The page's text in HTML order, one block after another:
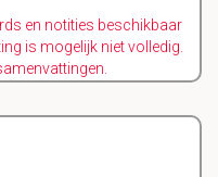
en notities beschikbaar
is mogelijk niet volledig.